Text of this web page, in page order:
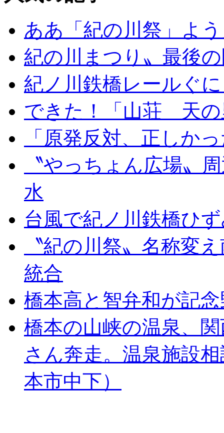
ああ「紀の川祭」よ
紀の川まつり〟最後
紀ノ川鉄橋レールぐ
できた！「山荘 天の
「原発反対、正しか
〝やっちょん広場〟
水
台風で紀ノ川鉄橋ひ
〝紀の川祭〟名称変
統合
橋本高と智弁和が記
橋本の山峡の温泉、
さん奔走。温泉施設
本市中下）